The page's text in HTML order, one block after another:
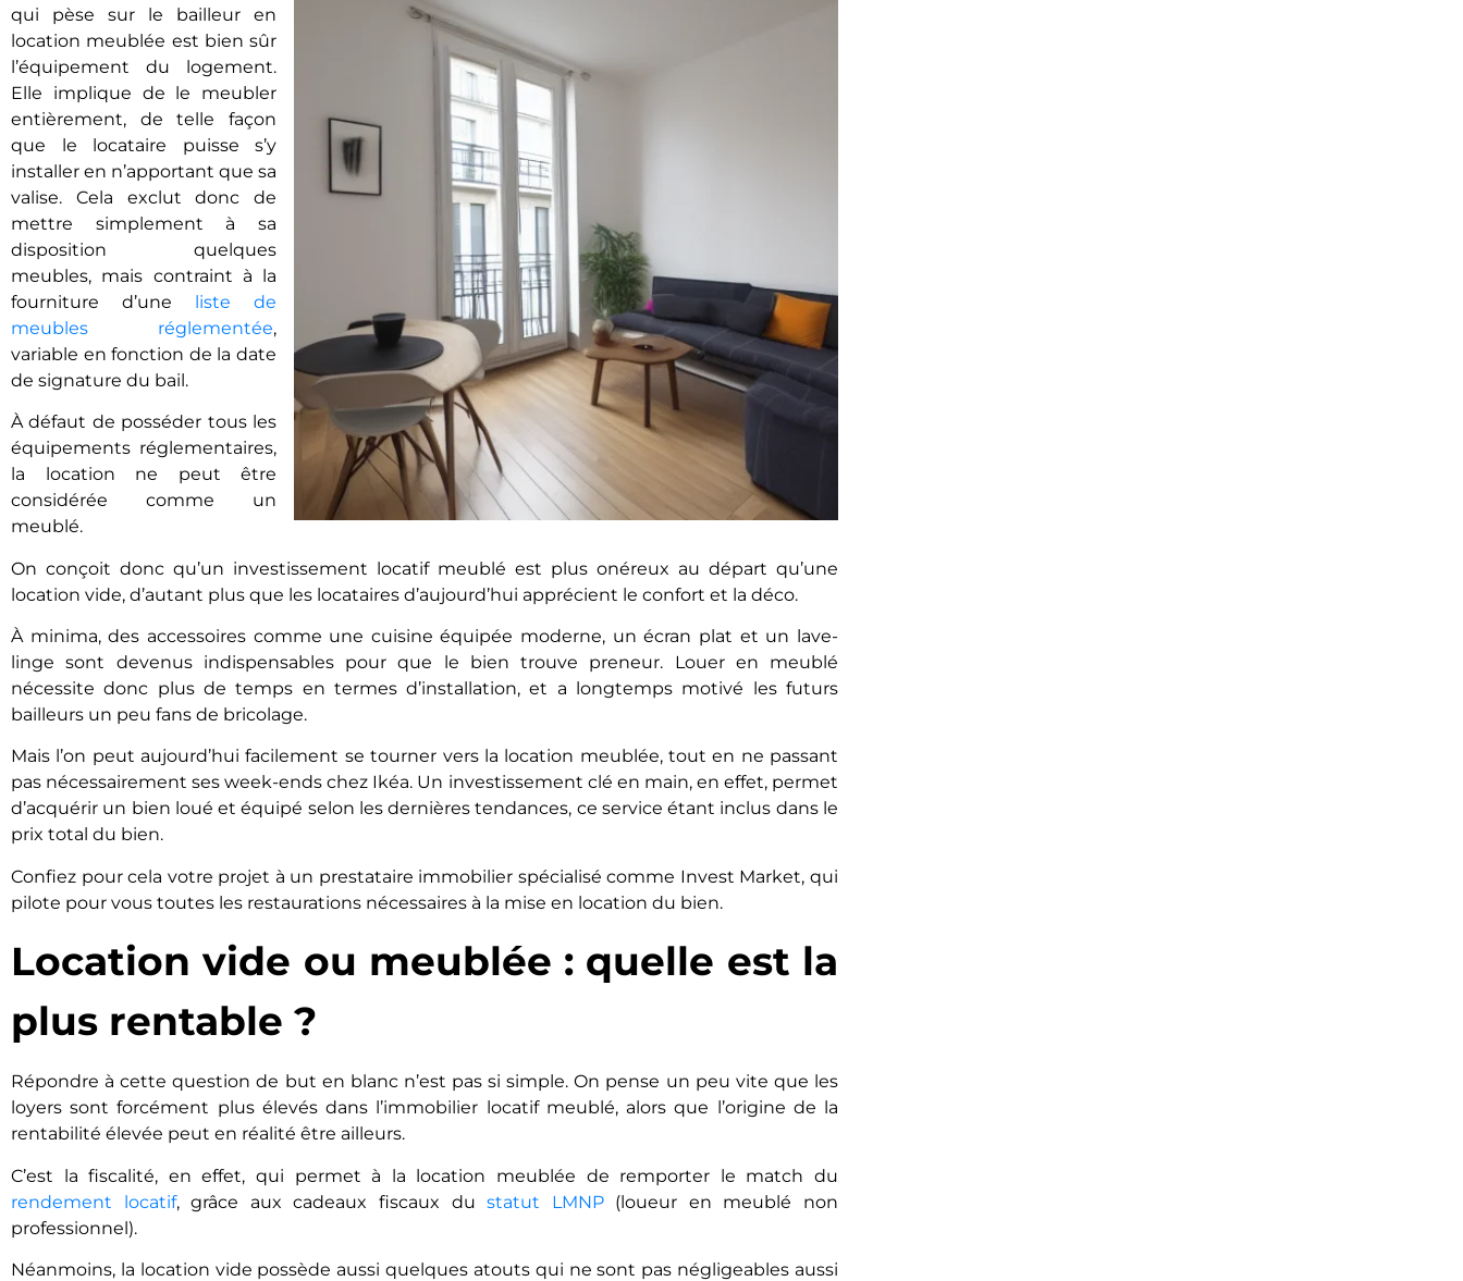
qui pèse sur le bailleur en
location meublée est bien sûr
l’équipement du logement.
Elle implique de le meubler
entièrement, de telle façon
que le locataire puisse s’y
installer en n’apportant que sa
valise. Cela exclut donc de
mettre simplement à sa
disposition quelques
meubles, mais contraint à la
fourniture d’une liste de
meubles réglementée,
variable en fonction de la date
de signature du bail.
À défaut de posséder tous les
équipements réglementaires,
la location ne peut être
considérée comme un
meublé.
On conçoit donc qu’un investissement locatif meublé est plus onéreux au départ qu’une
location vide, d’autant plus que les locataires d’aujourd’hui apprécient le confort et la déco.
À minima, des accessoires comme une cuisine équipée moderne, un écran plat et un lave-
linge sont devenus indispensables pour que le bien trouve preneur. Louer en meublé
nécessite donc plus de temps en termes d’installation, et a longtemps motivé les futurs
bailleurs un peu fans de bricolage.
Mais l’on peut aujourd’hui facilement se tourner vers la location meublée, tout en ne passant
pas nécessairement ses week-ends chez Ikéa. Un investissement clé en main, en effet, permet
d’acquérir un bien loué et équipé selon les dernières tendances, ce service étant inclus dans le
prix total du bien.
Confiez pour cela votre projet à un prestataire immobilier spécialisé comme Invest Market, qui
pilote pour vous toutes les restaurations nécessaires à la mise en location du bien.
Location vide ou meublée : quelle est la
plus rentable ?
Répondre à cette question de but en blanc n’est pas si simple. On pense un peu vite que les
loyers sont forcément plus élevés dans l’immobilier locatif meublé, alors que l’origine de la
rentabilité élevée peut en réalité être ailleurs.
C’est la fiscalité, en effet, qui permet à la location meublée de remporter le match du
rendement locatif, grâce aux cadeaux fiscaux dustatut LMNP(loueur en meublé non
professionnel).
Néanmoins, la location vide possède aussi quelques atouts qui ne sont pas négligeables aussi